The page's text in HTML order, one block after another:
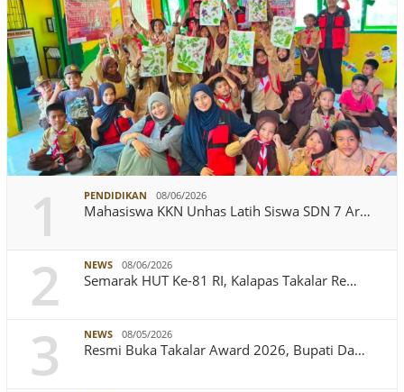
1 PENDIDIKAN 08/06/2026
Mahasiswa KKN Unhas Latih Siswa SDN 7 Ar…
2 NEWS 08/06/2026
Semarak HUT Ke-81 RI, Kalapas Takalar Re…
3 NEWS 08/05/2026
Resmi Buka Takalar Award 2026, Bupati Da…